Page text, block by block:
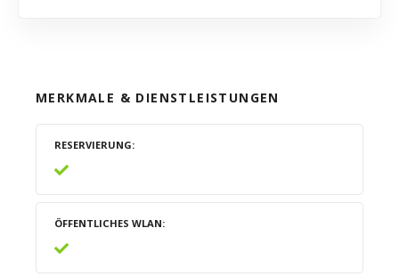
MERKMALE & DIENSTLEISTUNGEN
RESERVIERUNG
ÖFFENTLICHES WLAN